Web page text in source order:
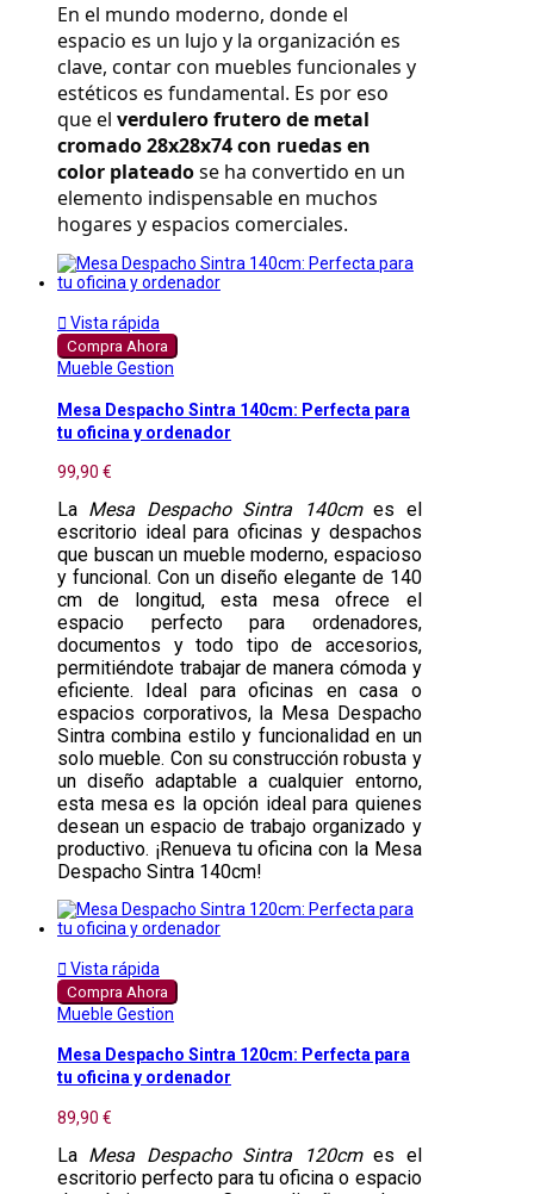
En el mundo moderno, donde el
espacio es un lujo y la organización es
clave, contar con muebles funcionales y
estéticos es fundamental. Es por eso
que el verdulero frutero de metal
cromado 28x28x74 con ruedas en
color plateado se ha convertido en un
elemento indispensable en muchos
hogares y espacios comerciales.
 Vista rápida
Compra Ahora
Mueble Gestion
Mesa Despacho Sintra 140cm: Perfecta para
tu oficina y ordenador
99,90 €
La Mesa Despacho Sintra 140cmes el
escritorio ideal para oficinas y despachos
que buscan un mueble moderno, espacioso
y funcional. Con un diseño elegante de 140
cm de longitud, esta mesa ofrece el
espacio perfecto para ordenadores,
documentos y todo tipo de accesorios,
permitiéndote trabajar de manera cómoda y
eficiente. Ideal para oficinas en casa o
espacios corporativos, la Mesa Despacho
Sintra combina estilo y funcionalidad en un
solo mueble. Con su construcción robusta y
un diseño adaptable a cualquier entorno,
esta mesa es la opción ideal para quienes
desean un espacio de trabajo organizado y
productivo. ¡Renueva tu oficina con la Mesa
Despacho Sintra 140cm!
 Vista rápida
Compra Ahora
Mueble Gestion
Mesa Despacho Sintra 120cm: Perfecta para
tu oficina y ordenador
89,90 €
La Mesa Despacho Sintra 120cmes el
escritorio perfecto para tu oficina o espacio